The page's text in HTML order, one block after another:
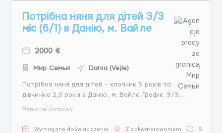
Потрібна няня для дітей 3/3
міс (6/1) в Данію, м. Вайле
2000 €
Мир Семьи Dania (Vejle)
Потрібна няня для дітей - хлопчик 5 років та
дівчинка 2,5 роки в Данію, м. Вайле Графік: 3/3
та харчування оплачує роботодавець. Оплата: 2000
Personel domowy
Wymagane doświadczenie Z zakwaterowaniem Stała